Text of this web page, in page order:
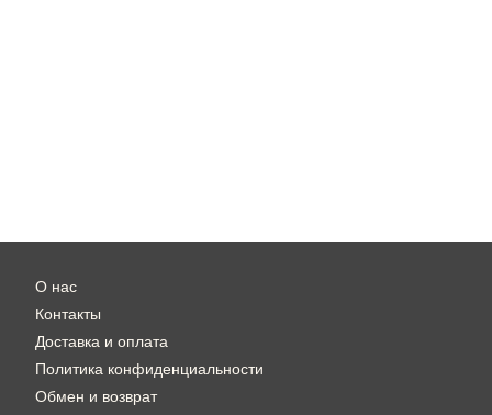
О нас
Контакты
Доставка и оплата
Политика конфиденциальности
Обмен и возврат